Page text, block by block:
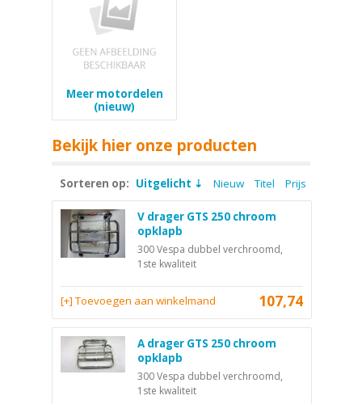
Meer motordelen
(nieuw)
Bekijk hier onze producten
Sorteren op: Uitgelicht Nieuw Titel Prijs
V drager GTS 250 chroom
opklapb
300 Vespa dubbel verchroomd,
1ste kwaliteit
107,74
[+] Toevoegen aan winkelmand
A drager GTS 250 chroom
opklapb
300 Vespa dubbel verchroomd,
1ste kwaliteit